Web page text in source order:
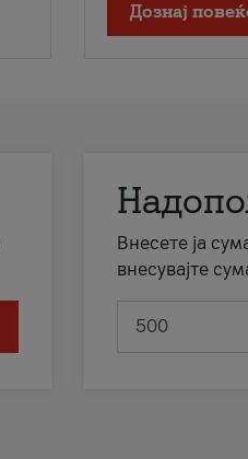
Дознај
Внесете ја
внесувајте